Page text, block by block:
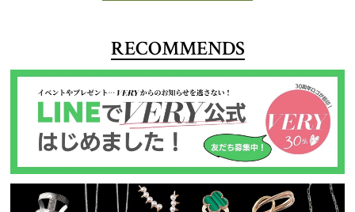
RECOMMENDS